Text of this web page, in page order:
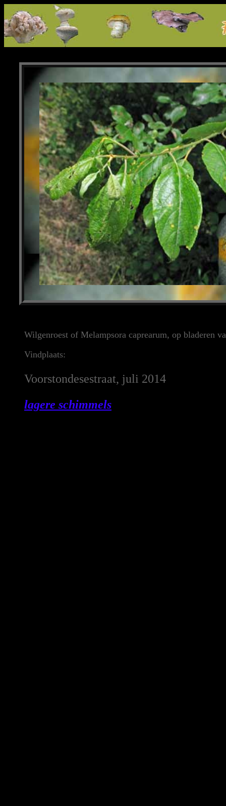
Wilgenroest of Melampsora caprearum, op bladeren
Vindplaats:
Voorstondesestraat, juli 2014
lagere schimmels